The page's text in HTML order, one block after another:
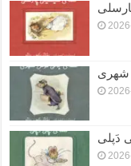
شهری
دَپلی